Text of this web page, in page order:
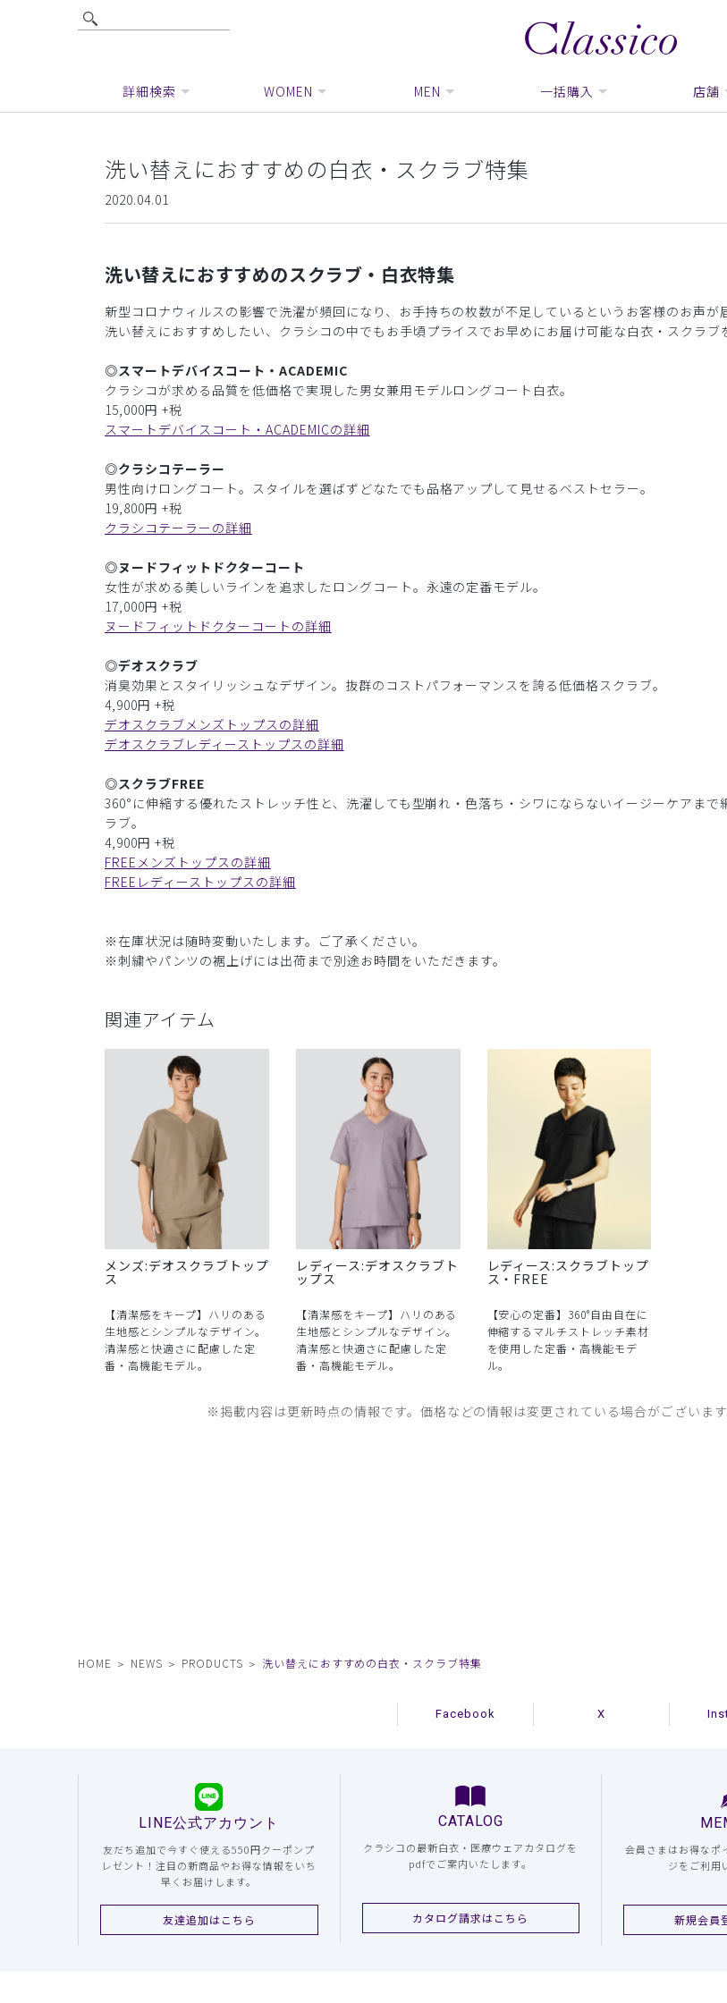
詳細検索 WOMEN MEN 一括購入 店舗
洗い替えにおすすめの白衣・スクラブ特集
2020.04.01
洗い替えにおすすめのスクラブ・白衣特集
新型コロナウィルスの影響で洗濯が頻回になり、お手持ちの枚数が不足しているというお客様のお声が
洗い替えにおすすめしたい、クラシコの中でもお手頃プライスでお早めにお届け可能な白衣・スクラブ
◎スマートデバイスコート・ACADEMIC
クラシコが求める品質を低価格で実現した男女兼用モデルロングコート白衣。
15,000円 +税
スマートデバイスコート・ACADEMICの詳細
◎クラシコテーラー
男性向けロングコート。スタイルを選ばずどなたでも品格アップして見せるベストセラー。
19,800円 +税
クラシコテーラーの詳細
◎ヌードフィットドクターコート
女性が求める美しいラインを追求したロングコート。永遠の定番モデル。
17,000円 +税
ヌードフィットドクターコートの詳細
◎デオスクラブ
消臭効果とスタイリッシュなデザイン。抜群のコストパフォーマンスを誇る低価格スクラブ。
4,900円 +税
デオスクラブメンズトップスの詳細
デオスクラブレディーストップスの詳細
◎スクラブFREE
360°に伸縮する優れたストレッチ性と、洗濯しても型崩れ・色落ち・シワにならないイージーケアまで
ラブ。
4,900円 +税
FREEメンズトップスの詳細
FREEレディーストップスの詳細
※在庫状況は随時変動いたします。ご了承ください。
※刺繍やパンツの裾上げには出荷まで別途お時間をいただきます。
関連アイテム
メンズ:デオスクラブトップ
ス
【清潔感をキープ】ハリのある
生地感とシンプルなデザイン。
清潔感と快適さに配慮した定
番・高機能モデル。
レディース:デオスクラブト
ップス
【清潔感をキープ】ハリのある
生地感とシンプルなデザイン。
清潔感と快適さに配慮した定
番・高機能モデル。
レディース:スクラブトップ
ス・FREE
【安心の定番】360°自由自在に
伸縮するマルチストレッチ素材
を使用した定番・高機能モデ
ル。
※掲載内容は更新時点の情報です。価格などの情報は変更されている場合がございます
HOME NEWS PRODUCTS 洗い替えにおすすめの白衣・スクラブ特集
Facebook X
LINE公式アカウント
友だち追加で今すぐ使える550円クーポンプ
レゼント！注目の新商品やお得な情報をいち
早くお届けします。
友達追加はこちら
CATALOG
クラシコの最新白衣・医療ウェアカタログを
pdfでご案内いたします。
カタログ請求はこちら
会員さまはお得なポ
ジをご利用
新規会員